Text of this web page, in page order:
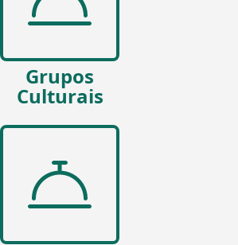
Grupos
Culturais